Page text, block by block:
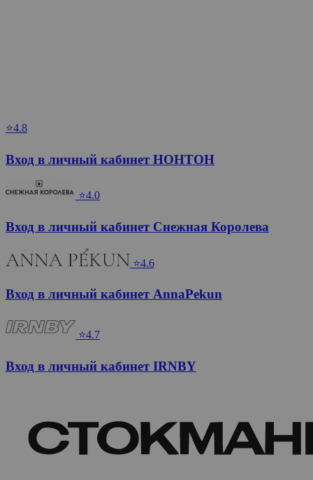
⭐4.8
Вход в личный кабинет НОНТОН
⭐4.0
Вход в личный кабинет Снежная Королева
⭐4.6
Вход в личный кабинет AnnaPekun
⭐4.7
Вход в личный кабинет IRNBY